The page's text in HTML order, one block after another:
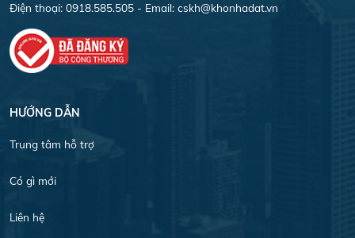
Điện thoại: 0918.585.505 - Email: cskh@khonhadat.vn
HƯỚNG DẪN
Trung tâm hỗ trợ
Có gì mới
Liên hệ